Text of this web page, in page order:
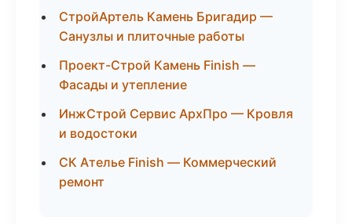
СтройАртель Камень Бригадир —
Санузлы и плиточные работы
Проект-Строй Камень Finish —
Фасады и утепление
ИнжСтрой Сервис АрхПро — Кровля
и водостоки
СК Ателье Finish — Коммерческий
ремонт